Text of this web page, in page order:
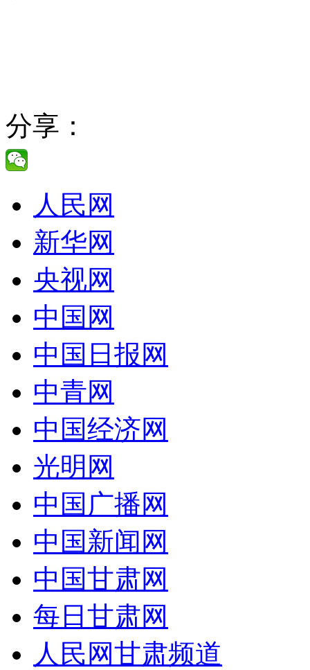
分享：
人民网
新华网
央视网
中国网
中国日报网
中青网
中国经济网
光明网
中国广播网
中国新闻网
中国甘肃网
每日甘肃网
人民网甘肃频道